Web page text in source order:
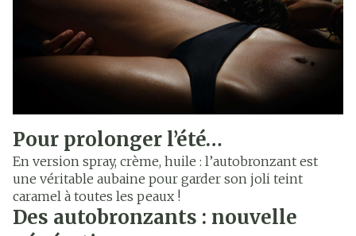
Pour prolonger l’été…
En version spray, crème, huile : l’autobronzant est
une véritable aubaine pour garder son joli teint
caramel à toutes les peaux !
Des autobronzants : nouvelle